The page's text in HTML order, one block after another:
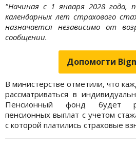
"Начиная с 1 января 2028 года,
календарных лет страхового
назначается независимо от
сообщении.
Допомогти
В министерстве отметили, что
рассматриваться в
Пенсионный фонд будет
пенсионных выплат с учетом
с которой платились страховые